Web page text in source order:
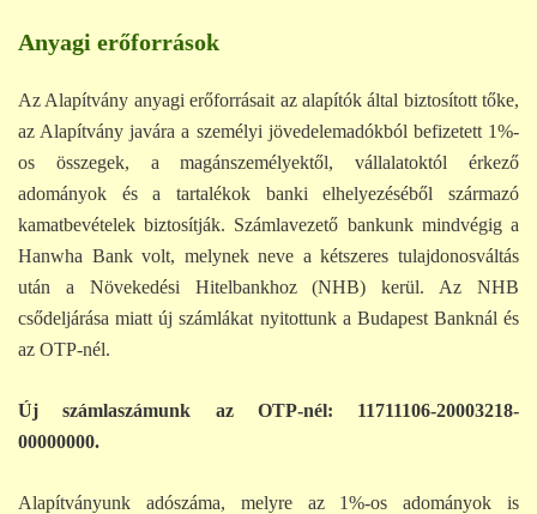
Anyagi erőforrások
Az Alapítvány anyagi erőforrásait az alapítók által biztosított tőke,
az Alapítvány javára a személyi jövedelemadókból befizetett 1%-
os összegek, a magánszemélyektől, vállalatoktól érkező
adományok és a tartalékok banki elhelyezéséből származó
kamatbevételek biztosítják. Számlavezető bankunk mindvégig a
Hanwha Bank volt, melynek neve a kétszeres tulajdonosváltás
után a Növekedési Hitelbankhoz (NHB) kerül. Az NHB
csődeljárása miatt új számlákat nyitottunk a Budapest Banknál és
az OTP-nél.
Új számlaszámunk az OTP-nél: 11711106-20003218-
00000000.
Alapítványunk adószáma, melyre az 1%-os adományok is